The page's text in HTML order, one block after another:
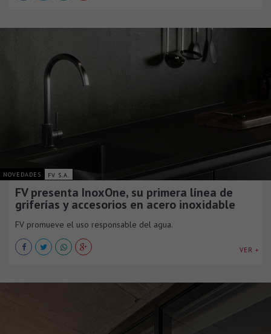
NOVEDADES FV S.A.
FV presenta InoxOne, su primera línea de
griferías y accesorios en acero inoxidable
FV promueve el uso responsable del agua.
VER +